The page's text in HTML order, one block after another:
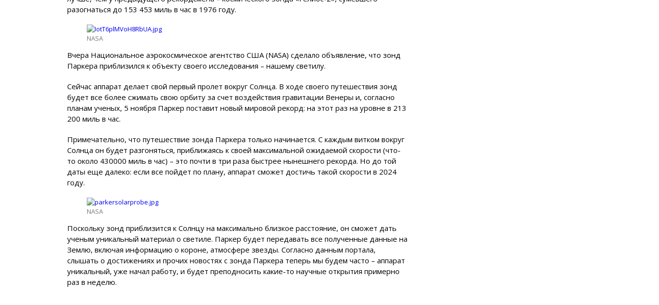
разогнаться до 153 453 миль в час в 1976 году.
NASA
Вчера Национальное аэрокосмическое агентство США (NASA) сделало объявление, что зонд
Паркера приблизился к объекту своего исследования – нашему светилу.
Сейчас аппарат делает свой первый пролет вокруг Солнца. В ходе своего путешествия зонд
будет все более сжимать свою орбиту за счет воздействия гравитации Венеры и, согласно
планам ученых, 5 ноября Паркер поставит новый мировой рекорд: на этот раз на уровне в 213
200 миль в час.
Примечательно, что путешествие зонда Паркера только начинается. С каждым витком вокруг
Солнца он будет разгоняться, приближаясь к своей максимальной ожидаемой скорости (что-
то около 430000 миль в час) – это почти в три раза быстрее нынешнего рекорда. Но до той
даты еще далеко: если все пойдет по плану, аппарат сможет достичь такой скорости в 2024
году.
NASA
Поскольку зонд приблизится к Солнцу на максимально близкое расстояние, он сможет дать
ученым уникальный материал о светиле. Паркер будет передавать все полученные данные на
Землю, включая информацию о короне, атмосфере звезды. Согласно данным портала,
слышать о достижениях и прочих новостях с зонда Паркера теперь мы будем часто – аппарат
уникальный, уже начал работу, и будет преподносить какие-то научные открытия примерно
раз в неделю.